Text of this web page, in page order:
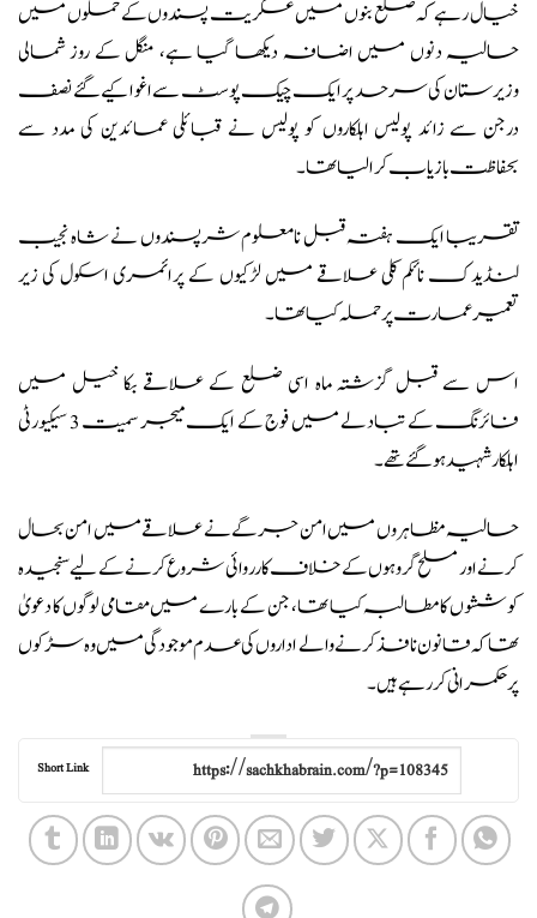
خیال رہے کہ ضلع بنوں میں عسکریت پسندوں کے حملوں میں
حالیہ دنوں میں اضافہ دیکھا گیا ہے، منگل کے روز شمالی
وزیرستان کی سرحد پر ایک چیک پوسٹ سے اغوا کیے گئے نصف
درجن سے زائد پولیس اہلکاروں کو پولیس نے قبائلی عمائدین کی مدد سے
بحفاظت بازیاب کرا لیا تھا۔
تقریبا ایک ہفتہ قبل نامعلوم شرپسندوں نے شاہ نجیب
لنڈیدک نائکم کلی علاقے میں لڑکیوں کے پرائمری اسکول کی زیر
تعمیر عمارت پر حملہ کیا تھا۔
اس سے قبل گزشتہ ماہ اسی ضلع کے علاقے بکا خیل میں
فائرنگ کے تبادلے میں فوج کے ایک میجر سمیت 3 سیکیورٹی
اہلکار شہید ہوگئے تھے۔
حالیہ مظاہروں میں امن جرگے نے علاقے میں امن بحال
کرنے اور مسلح گروہوں کے خلاف کارروائی شروع کرنے کے لیے سنجیدہ
کوششوں کا مطالبہ کیا تھا، جن کے بارے میں مقامی لوگوں کا دعویٰ
تھا کہ قانون نافذ کرنے والے اداروں کی عدم موجودگی میں وہ سڑکوں
پر حکمرانی کر رہے ہیں۔
Short Link